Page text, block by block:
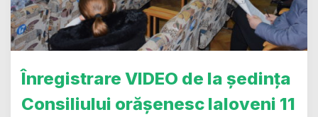
Înregistrare VIDEO de la ședința
Consiliului orășenesc Ialoveni 11